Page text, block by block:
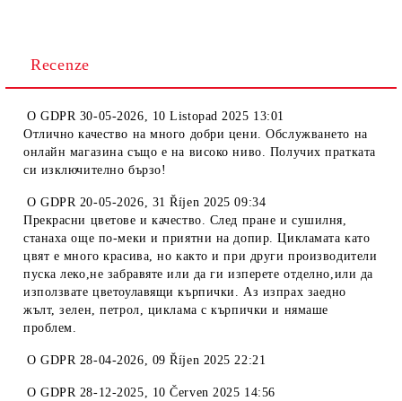
Recenze
OGDPR 30-05-2026, 10 Listopad 2025 13:01
Отлично качество на много добри цени. Обслужването на
онлайн магазина също е на високо ниво. Получих пратката
си изключително бързо!
OGDPR 20-05-2026, 31 Říjen 2025 09:34
Прекрасни цветове и качество. След пране и сушилня,
станаха още по-меки и приятни на допир. Цикламата като
цвят е много красива, но както и при други производители
пуска леко,не забравяте или да ги изперете отделно,или да
използвате цветоулавящи кърпички. Аз изпрах заедно
жълт, зелен, петрол, циклама с кърпички и нямаше
проблем.
OGDPR 28-04-2026, 09 Říjen 2025 22:21
OGDPR 28-12-2025, 10 Červen 2025 14:56